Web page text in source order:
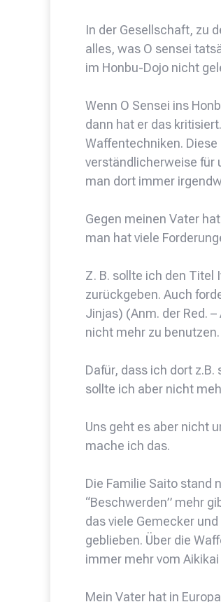
In der Gesellschaft, zu
alles, was O sensei
im Honbu-Dojo nicht
Wenn O Sensei ins
dann hat er das
Waffentechniken.
verständlicherweise für
man dort immer
Gegen meinen Vater
man hat viele
Z. B. sollte ich den Titel
zurückgeben. Auch
Jinjas) (Anm. der Red.
nicht mehr zu benutzen.
Dafür, dass ich dort
sollte ich aber nicht
Uns geht es aber nicht
mache ich das.
Die Familie Saito stand
“Beschwerden” mehr
das viele Gemecker
geblieben. Über die
immer mehr vom
Mein Vater hat in